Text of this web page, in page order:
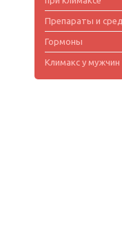
Препараты и
Гормоны
Климакс у мужчин